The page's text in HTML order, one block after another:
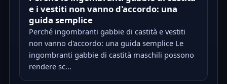
e i vestiti non vanno d'accordo: una
guida semplice
Perché ingombranti gabbie di castità e vestiti
non vanno d'accordo: una guida semplice Le
ingombranti gabbie di castità maschili possono
rendere sc...